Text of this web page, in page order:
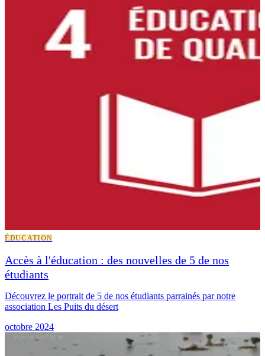
ÉDUCATION
Accès à l'éducation : des nouvelles de 5 de nos
étudiants
Découvrez le portrait de 5 de nos étudiants parrainés par notre
association Les Puits du désert
octobre 2024